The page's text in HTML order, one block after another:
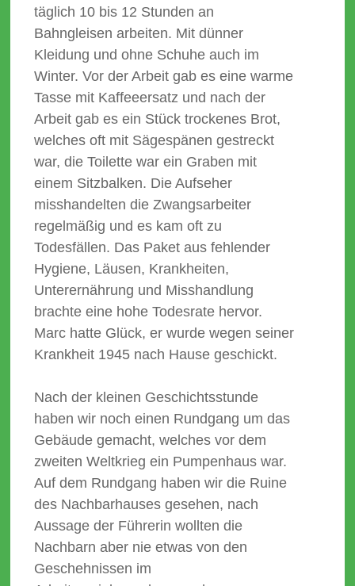
täglich 10 bis 12 Stunden an
Bahngleisen arbeiten. Mit dünner
Kleidung und ohne Schuhe auch im
Winter. Vor der Arbeit gab es eine warme
Tasse mit Kaffeeersatz und nach der
Arbeit gab es ein Stück trockenes Brot,
welches oft mit Sägespänen gestreckt
war, die Toilette war ein Graben mit
einem Sitzbalken. Die Aufseher
misshandelten die Zwangsarbeiter
regelmäßig und es kam oft zu
Todesfällen. Das Paket aus fehlender
Hygiene, Läusen, Krankheiten,
Unterernährung und Misshandlung
brachte eine hohe Todesrate hervor.
Marc hatte Glück, er wurde wegen seiner
Krankheit 1945 nach Hause geschickt.
Nach der kleinen Geschichtsstunde
haben wir noch einen Rundgang um das
Gebäude gemacht, welches vor dem
zweiten Weltkrieg ein Pumpenhaus war.
Auf dem Rundgang haben wir die Ruine
des Nachbarhauses gesehen, nach
Aussage der Führerin wollten die
Nachbarn aber nie etwas von den
Geschehnissen im